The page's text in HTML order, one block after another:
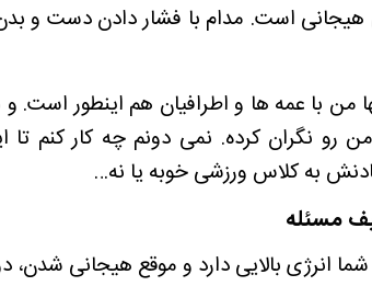
است. مدام با فشار دادن دست و
من با عمه ها و اطرافیان هم اینطور
رو نگران کرده. نمی دونم چه کار کنم
به کلاس ورزشی خوبه یا نه…
مسئله
انرژی بالایی دارد و موقع هیجانی